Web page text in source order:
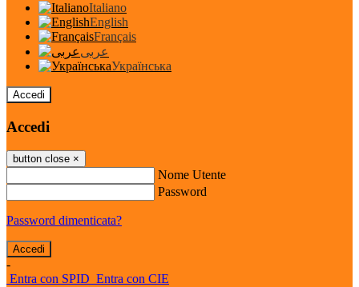
Italiano
English
Français
عربى
Українська
Accedi
Accedi
button close ×
Nome Utente
Password
Password dimenticata?
-
Entra con SPID Entra con CIE